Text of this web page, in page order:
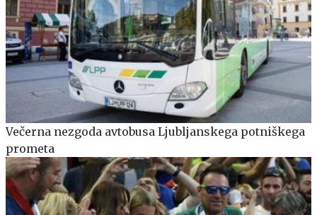
Večerna nezgoda avtobusa Ljubljanskega potniškega
prometa